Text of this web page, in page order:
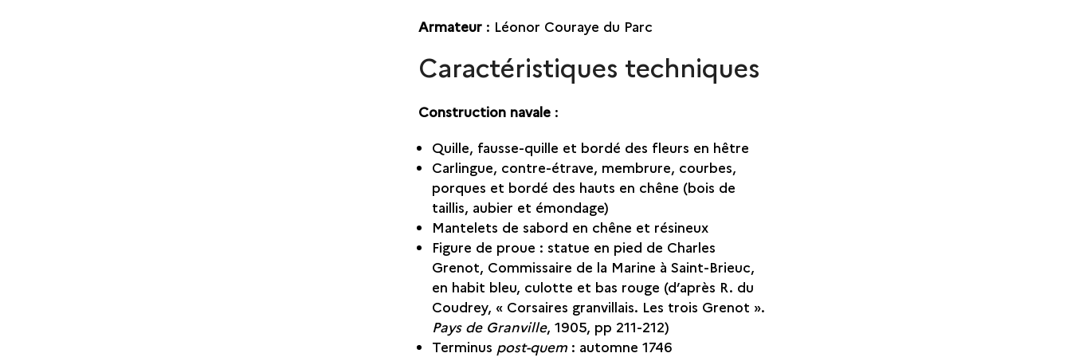
Armateur : Léonor Couraye du Parc
Caractéristiques techniques
Construction navale :
Quille, fausse-quille et bordé des fleurs en hêtre
Carlingue, contre-étrave, membrure, courbes,
porques et bordé des hauts en chêne (bois de
taillis, aubier et émondage)
Mantelets de sabord en chêne et résineux
Figure de proue : statue en pied de Charles
Grenot, Commissaire de la Marine à Saint-Brieuc,
en habit bleu, culotte et bas rouge (d’après R. du
Coudrey, « Corsaires granvillais. Les trois Grenot ».
Pays de Granville, 1905, pp 211-212)
Terminus post-quem : automne 1746